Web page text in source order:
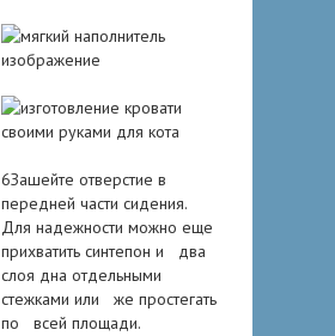
6Зашейте отверстие в
передней части сидения.
Для надежности можно еще
прихватить синтепон и два
слоя дна отдельными
стежками или же простегать
по всей площади.